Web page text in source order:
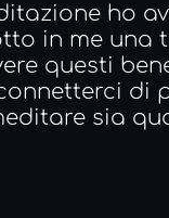
ho
in me una
questi
di
sia